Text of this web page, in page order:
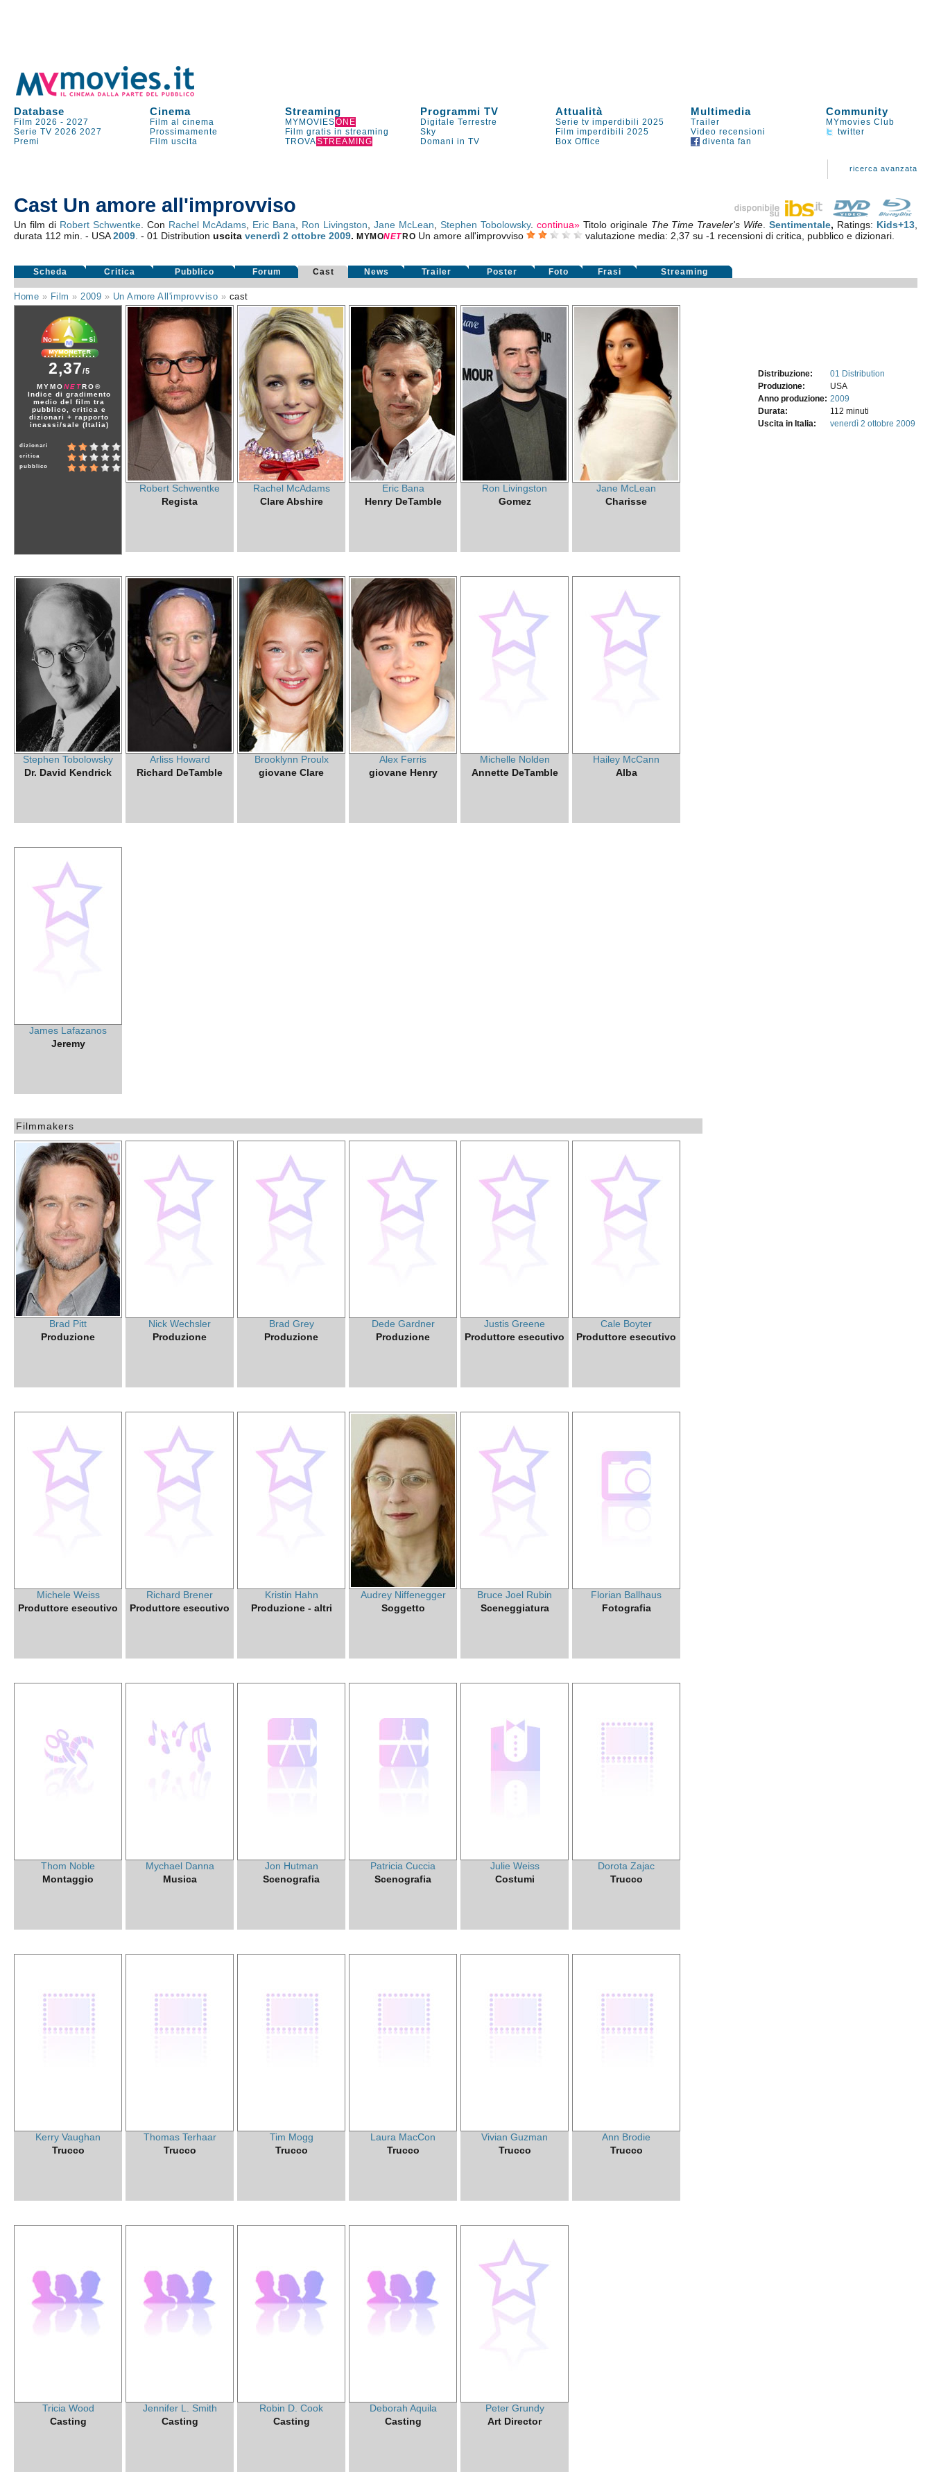
Database Cinema Streaming Programmi TV Attualità Multimedia Community
Film 2026 -2027 Film al cinema MYMOVIESONE Digitale Terrestre Serie tv imperdibili 2025 Trailer
MYmovies Club
Serie TV 2026 2027 Prossimamente Film gratis in streaming Sky Film imperdibili 2025 Video recensioni
twitter
Premi
Film uscita TROVASTREAMING Domani in TV Box Office diventa fan
ricerca avanzata
Cast Un amore all'improvviso
Un film di Robert Schwentke . Con Rachel McAdams, Eric Bana Ron Livingston Jane McLean Stephen Tobolowsky. continua» Titolo originale The Time Traveler's Wife .Sentimentale, Ratings: Kids+13
durata 112 min. - USA2009 . - 01 Distributionuscitavenerdì 2 ottobre 2009.MYMONET RO Un amore all'improvviso valutazione media: 2,37 su -1 recensioni di critica, pubblico e dizionari.
Scheda Critica Pubblico Forum Cast News Trailer Poster Foto Frasi Streaming
Home » Film » 2009 » Un Amore All'improvviso » cast
Distribuzione:
01 Distribution
Produzione:
USA
Anno produzione: 2009
Durata:
112 minuti
Uscita in Italia:
venerdì 2 ottobre 2009
2,37/5
MYMONETRO®
Indice di gradimento
medio del film tra
pubblico, critica e
dizionari + rapporto
incassi/sale (Italia)
dizionari
critica
pubblico
Robert Schwentke
Regista
Rachel McAdams
Clare Abshire
Eric Bana
Henry DeTamble
Ron Livingston
Gomez
Jane McLean
Charisse
Stephen Tobolowsky
Dr. David Kendrick
Arliss Howard
Richard DeTamble
Brooklynn Proulx
giovane Clare
Alex Ferris
giovane Henry
Michelle Nolden
Annette DeTamble
Hailey McCann
Alba
James Lafazanos
Jeremy
Filmmakers
Brad Pitt
Produzione
Nick Wechsler
Produzione
Brad Grey
Produzione
Dede Gardner
Produzione
Justis Greene
Produttore esecutivo
Cale Boyter
Produttore esecutivo
Michele Weiss
Produttore esecutivo
Richard Brener
Produttore esecutivo
Kristin Hahn
Produzione - altri
Audrey Niffenegger
Soggetto
Bruce Joel Rubin
Sceneggiatura
Florian Ballhaus
Fotografia
Thom Noble
Montaggio
Mychael Danna
Musica
Jon Hutman
Scenografia
Patricia Cuccia
Scenografia
Julie Weiss
Costumi
Dorota Zajac
Trucco
Kerry Vaughan
Trucco
Thomas Terhaar
Trucco
Tim Mogg
Trucco
Laura MacCon
Trucco
Vivian Guzman
Trucco
Ann Brodie
Trucco
Tricia Wood
Casting
Jennifer L. Smith
Casting
Robin D. Cook
Casting
Deborah Aquila
Casting
Peter Grundy
Art Director